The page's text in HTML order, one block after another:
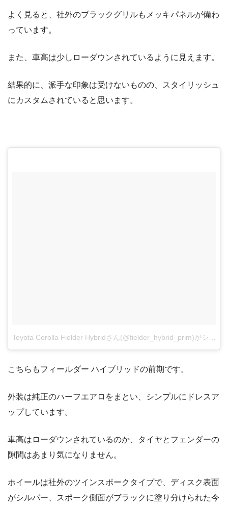
よく見ると、社外のブラックグリルもメッキパネルが備わ
っています。
また、車高は少しローダウンされているように見えます。
結果的に、派手な印象は受けないものの、スタイリッシュ
にカスタムされていると思います。
Toyota Corolla Fielder Hybridさん(@fielder_hybrid_prim)がシェアした投稿
こちらもフィールダー ハイブリッドの前期です。
外装は純正のハーフエアロをまとい、シンプルにドレスア
ップしています。
車高はローダウンされているのか、タイヤとフェンダーの
隙間はあまり気になりません。
ホイールは社外のツインスポークタイプで、ディスク表面
がシルバー、スポーク側面がブラックに塗り分けられた今